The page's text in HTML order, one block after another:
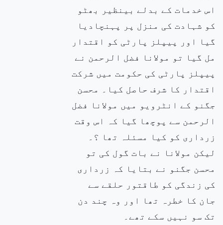
اس خدمات کے بدلے بینظیر بھٹو
کو شہادت کی منزل پر پہنچادیا
گیا اور پیپلز پارٹی کو اقتدار
مل گیا تو مولانا فضل الرحمن نے
پیپلز پارٹی کی حکومت میں شرکت
اقتدار کا شرف حاصل کیا۔ محسن
جگنو کے انٹرویو میں مولانا فضل
الرحمن سے پوچھا گیا کہ اس وقت
زرداری کو کیا مسئلہ تھا ؟۔
لیکن مولانا نے بات گول کی تو
محسن جگنو نے بتایا کہ زرداری
کی زندگی کو طاقتور حلقے سے
جان کا خطرہ تھا اور وہ چند دن
تک سو نہیں سکے تھے۔